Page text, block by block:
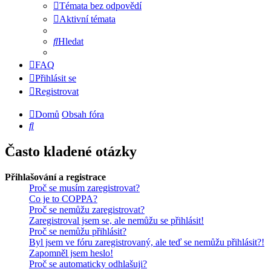
Témata bez odpovědí
Aktivní témata
Hledat
FAQ
Přihlásit se
Registrovat
Domů Obsah fóra
Hledat
Často kladené otázky
Přihlašování a registrace
Proč se musím zaregistrovat?
Co je to COPPA?
Proč se nemůžu zaregistrovat?
Zaregistroval jsem se, ale nemůžu se přihlásit!
Proč se nemůžu přihlásit?
Byl jsem ve fóru zaregistrovaný, ale teď se nemůžu přihlásit?!
Zapomněl jsem heslo!
Proč se automaticky odhlašuji?